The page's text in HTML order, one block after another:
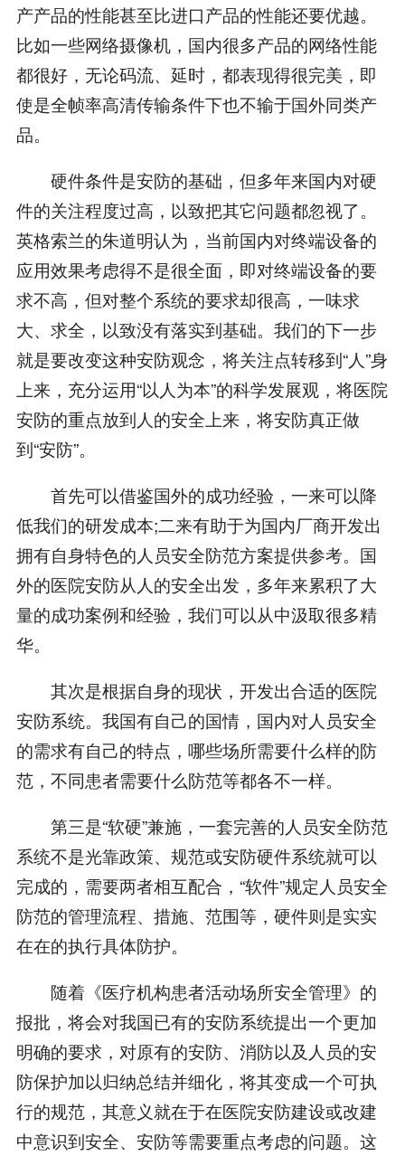
产产品的性能甚至比进口产品的性能还要优越。
比如一些网络摄像机，国内很多产品的网络性能
都很好，无论码流、延时，都表现得很完美，即
使是全帧率高清传输条件下也不输于国外同类产
品。
硬件条件是安防的基础，但多年来国内对硬
件的关注程度过高，以致把其它问题都忽视了。
英格索兰的朱道明认为，当前国内对终端设备的
应用效果考虑得不是很全面，即对终端设备的要
求不高，但对整个系统的要求却很高，一味求
大、求全，以致没有落实到基础。我们的下一步
就是要改变这种安防观念，将关注点转移到“人”身
上来，充分运用“以人为本”的科学发展观，将医院
安防的重点放到人的安全上来，将安防真正做
到“安防”。
首先可以借鉴国外的成功经验，一来可以降
低我们的研发成本;二来有助于为国内厂商开发出
拥有自身特色的人员安全防范方案提供参考。国
外的医院安防从人的安全出发，多年来累积了大
量的成功案例和经验，我们可以从中汲取很多精
华。
其次是根据自身的现状，开发出合适的医院
安防系统。我国有自己的国情，国内对人员安全
的需求有自己的特点，哪些场所需要什么样的防
范，不同患者需要什么防范等都各不一样。
第三是“软硬”兼施，一套完善的人员安全防范
系统不是光靠政策、规范或安防硬件系统就可以
完成的，需要两者相互配合，“软件”规定人员安全
防范的管理流程、措施、范围等，硬件则是实实
在在的执行具体防护。
随着《医疗机构患者活动场所安全管理》的
报批，将会对我国已有的安防系统提出一个更加
明确的要求，对原有的安防、消防以及人员的安
防保护加以归纳总结并细化，将其变成一个可执
行的规范，其意义就在于在医院安防建设或改建
中意识到安全、安防等需要重点考虑的问题。这